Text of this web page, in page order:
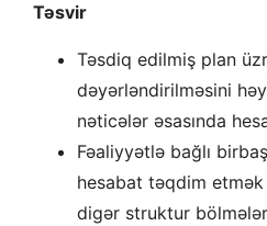
Təsvir
Təsdiq edilmiş plan
dəyərləndirilməsini
nəticələr əsasında
Fəaliyyətlə bağlı
hesabat təqdim
digər struktur